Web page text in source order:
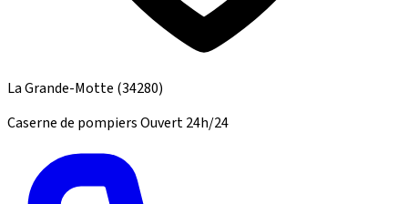
La Grande-Motte (34280)
Caserne de pompiersOuvert 24h/24